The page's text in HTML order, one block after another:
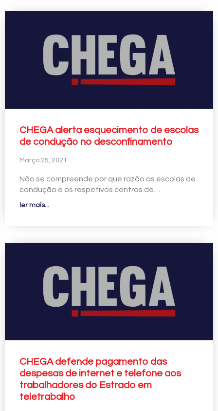
CHEGA alerta esquecimento de escolas
de condução no desconfinamento
Março 25, 2021
Não se compreende por que razão as escolas de
condução e os respetivos centros de…
ler mais...
CHEGA defende pagamento das
despesas de internet e telefone aos
trabalhadores do Estrado em
teletrabalho